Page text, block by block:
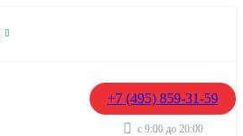
+7 (495) 859-31-59
с 9:00 до 20:00